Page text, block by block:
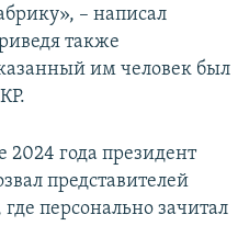
– написал
также
им человек был
2024 года президент
представителей
персонально зачитал